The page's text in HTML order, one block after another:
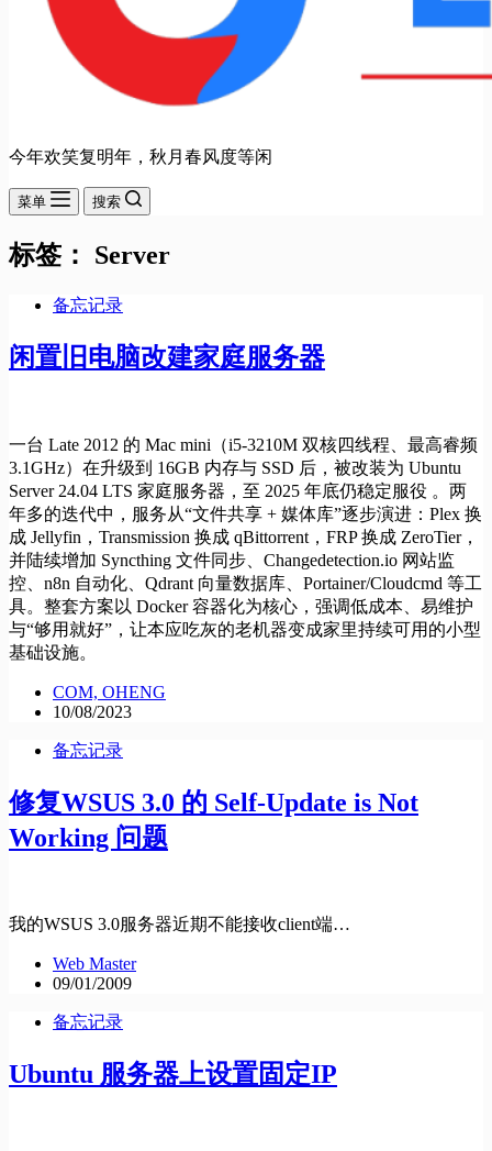
今年欢笑复明年，秋月春风度等闲
菜单 搜索
标签： Server
备忘记录
闲置旧电脑改建家庭服务器
一台 Late 2012 的 Mac mini（i5-3210M 双核四线程、最高睿频
3.1GHz）在升级到 16GB 内存与 SSD 后，被改装为 Ubuntu
Server 24.04 LTS 家庭服务器，至 2025 年底仍稳定服役 。两
年多的迭代中，服务从“文件共享 + 媒体库”逐步演进：Plex 换
成 Jellyfin，Transmission 换成 qBittorrent，FRP 换成 ZeroTier，
并陆续增加 Syncthing 文件同步、Changedetection.io 网站监
控、n8n 自动化、Qdrant 向量数据库、Portainer/Cloudcmd 等工
具。整套方案以 Docker 容器化为核心，强调低成本、易维护
与“够用就好”，让本应吃灰的老机器变成家里持续可用的小型
基础设施。
COM, OHENG
10/08/2023
备忘记录
修复WSUS 3.0 的 Self-Update is Not
Working 问题
我的WSUS 3.0服务器近期不能接收client端…
Web Master
09/01/2009
备忘记录
Ubuntu 服务器上设置固定IP